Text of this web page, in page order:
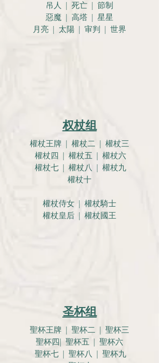
吊人 | 死亡 | 節制
惡魔 | 高塔 | 星星
月亮 | 太陽 | 审判 | 世界
权杖组
權杖王牌 | 權杖二 | 權杖三
權杖四 | 權杖五 | 權杖六
權杖七 | 權杖八 | 權杖九
權杖十
權杖侍女 | 權杖騎士
權杖皇后 | 權杖國王
圣杯组
聖杯王牌 | 聖杯二 | 聖杯三
聖杯四| 聖杯五 | 聖杯六
聖杯七 | 聖杯八 | 聖杯九